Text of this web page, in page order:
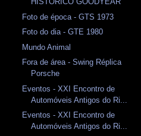
Foto de época - GTS 1973
Foto do dia - GTE 1980
Mundo Animal
Fora de área - Swing Réplica
Porsche
Eventos - XXI Encontro de
Automóveis Antigos do Ri...
Eventos - XXI Encontro de
Automóveis Antigos do Ri...